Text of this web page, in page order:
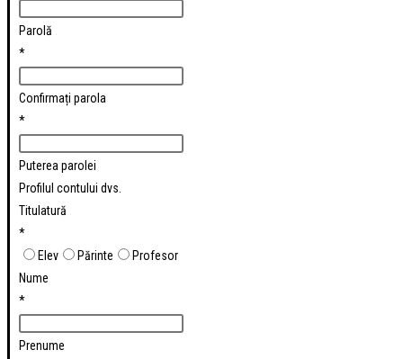
Parolă
*
Confirmați parola
*
Puterea parolei
Profilul contului dvs.
Titulatură
*
Elev
Părinte
Profesor
Nume
*
Prenume